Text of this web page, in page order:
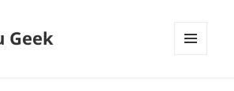
Geek